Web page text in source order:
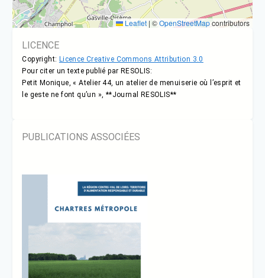
Leaflet | ©OpenStreetMapcontributors
LICENCE
Copyright: Licence Creative Commons Attribution 3.0
Pour citer un texte publié par RESOLIS:
Petit Monique, « Atelier 44, un atelier de menuiserie où l’esprit et
le geste ne font qu’un », **Journal RESOLIS**
PUBLICATIONS ASSOCIÉES